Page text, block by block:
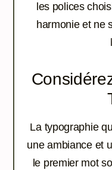
les polices
harmonie et ne
La typographie
une ambiance et
le premier mot